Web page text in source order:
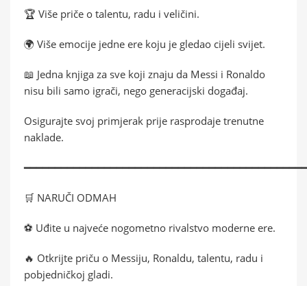
🏆 Više priče o talentu, radu i veličini.
🌍 Više emocije jedne ere koju je gledao cijeli svijet.
📖 Jedna knjiga za sve koji znaju da Messi i Ronaldo
nisu bili samo igrači, nego generacijski događaj.
Osigurajte svoj primjerak prije rasprodaje trenutne
naklade.
🛒 NARUČI ODMAH
⚽ Uđite u najveće nogometno rivalstvo moderne ere.
🔥 Otkrijte priču o Messiju, Ronaldu, talentu, radu i
pobjedničkoj gladi.